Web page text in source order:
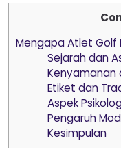
Mengapa Atlet Golf
Sejarah dan
Kenyamanan
Etiket dan
Aspek
Pengaruh
Kesimpulan